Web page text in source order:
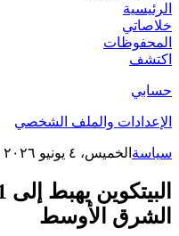
الرئيسية
خلاصاتي
المحفوظات
اكتشف
حسابي
الإعدادات والملف الشخصي
سياسة الخميس، ٤ يونيو ٢٠٢٦
الشرق الأوسط